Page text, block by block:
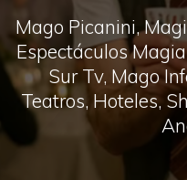
Mago Picanini,
Espectáculos
Sur Tv, Mago
Teatros, Hoteles,